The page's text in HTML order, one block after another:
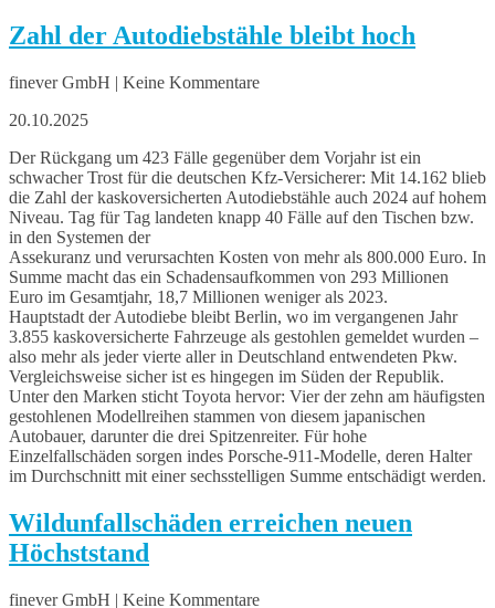
Zahl der Autodiebstähle bleibt hoch
finever GmbH | Keine Kommentare
20.10.2025
Der Rückgang um 423 Fälle gegenüber dem Vorjahr ist ein
schwacher Trost für die deutschen Kfz-Versicherer: Mit 14.162 blieb
die Zahl der kaskoversicherten Autodiebstähle auch 2024 auf hohem
Niveau. Tag für Tag landeten knapp 40 Fälle auf den Tischen bzw.
in den Systemen der
Assekuranz und verursachten Kosten von mehr als 800.000 Euro. In
Summe macht das ein Schadensaufkommen von 293 Millionen
Euro im Gesamtjahr, 18,7 Millionen weniger als 2023.
Hauptstadt der Autodiebe bleibt Berlin, wo im vergangenen Jahr
3.855 kaskoversicherte Fahrzeuge als gestohlen gemeldet wurden –
also mehr als jeder vierte aller in Deutschland entwendeten Pkw.
Vergleichsweise sicher ist es hingegen im Süden der Republik.
Unter den Marken sticht Toyota hervor: Vier der zehn am häufigsten
gestohlenen Modellreihen stammen von diesem japanischen
Autobauer, darunter die drei Spitzenreiter. Für hohe
Einzelfallschäden sorgen indes Porsche-911-Modelle, deren Halter
im Durchschnitt mit einer sechsstelligen Summe entschädigt werden.
Wildunfallschäden erreichen neuen
Höchststand
finever GmbH | Keine Kommentare